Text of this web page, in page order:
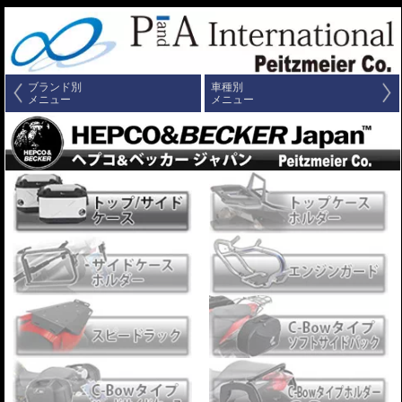
ブランド別
メニュー
車種別
メニュー